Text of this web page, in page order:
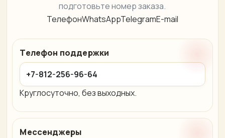
подготовьте номер заказа.
ТелефонWhatsAppTelegramE-mail
Телефон поддержки
+7-812-256-96-64
Круглосуточно, без выходных.
Мессенджеры